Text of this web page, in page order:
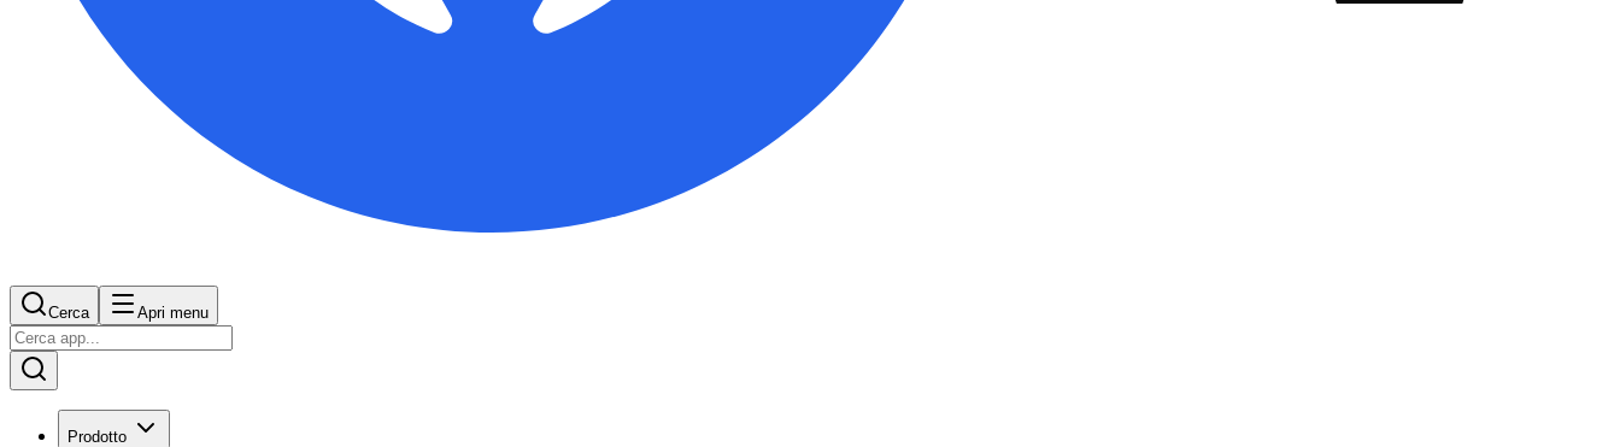
Cerca Apri menu
Prodotto